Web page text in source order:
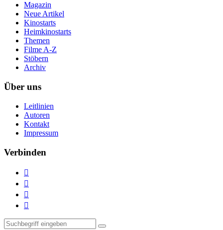
Magazin
Neue Artikel
Kinostarts
Heimkinostarts
Themen
Filme A-Z
Stöbern
Archiv
Über uns
Leitlinien
Autoren
Kontakt
Impressum
Verbinden



